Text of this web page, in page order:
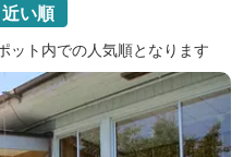
近い順
ット内での人気順となります